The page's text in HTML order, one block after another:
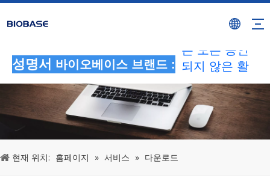
성명서 바이오베이스 브랜드 :
BIOBASE 브
랜드를 사용하
는 모든 승인
되지 않은 활
동은 불법 침
해로 간주됩니
다.BIOBASE
에서 법적 책
현재 위치: 홈페이지 » 서비스 » 다운로드